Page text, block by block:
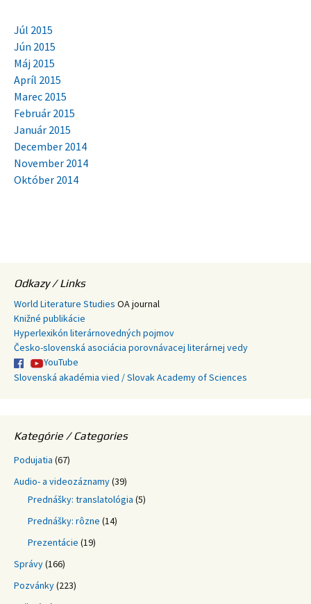
Júl 2015
Jún 2015
Máj 2015
Apríl 2015
Marec 2015
Február 2015
Január 2015
December 2014
November 2014
Október 2014
Odkazy / Links
World Literature Studies OA journal
Knižné publikácie
Hyperlexikón literárnovedných pojmov
Česko-slovenská asociácia porovnávacej literárnej vedy
YouTube
Slovenská akadémia vied / Slovak Academy of Sciences
Kategórie / Categories
Podujatia (67)
Audio- a videozáznamy(39)
Prednášky: translatológia (5)
Prednášky: rôzne (14)
Prezentácie (19)
Správy(166)
Pozvánky(223)